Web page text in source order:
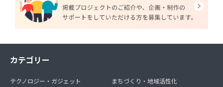
カテゴリー
テクノロジー・ガジェット
まちづくり・地域活性化